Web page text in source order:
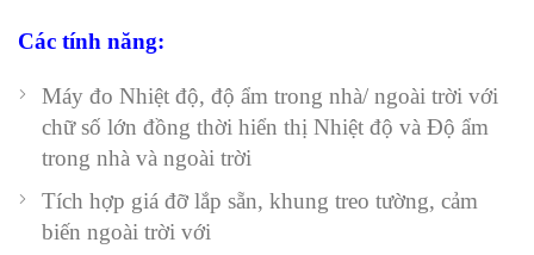
Các tính năng:
Máy đo Nhiệt độ, độ ẩm trong nhà/ ngoài trời với
chữ số lớn đồng thời hiển thị Nhiệt độ và Độ ẩm
trong nhà và ngoài trời
Tích hợp giá đỡ lắp sẵn, khung treo tường, cảm
biến ngoài trời với